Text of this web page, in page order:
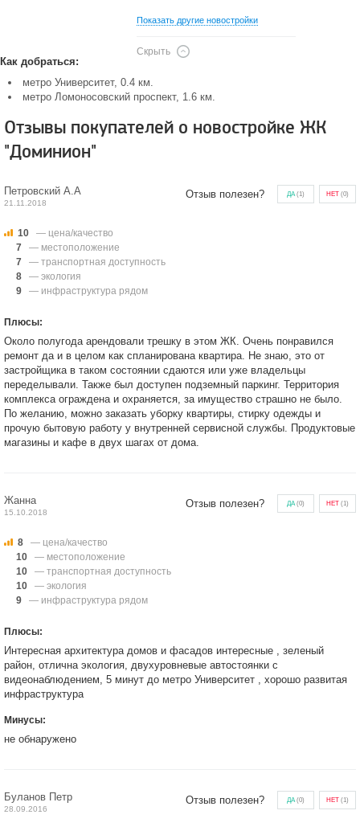
Показать другие новостройки
Скрыть
Как добраться:
метро Университет, 0.4 км.
метро Ломоносовский проспект, 1.6 км.
Отзывы покупателей о новостройке ЖК
"Доминион"
Петровский А.А
21.11.2018
Отзыв полезен? ДА(1) НЕТ (0)
10
— цена/качество
7
— местоположение
7
— транспортная доступность
8
— экология
9
— инфраструктура рядом
Плюсы:
Около полугода арендовали трешку в этом ЖК. Очень понравился
ремонт да и в целом как спланирована квартира. Не знаю, это от
застройщика в таком состоянии сдаются или уже владельцы
переделывали. Также был доступен подземный паркинг. Территория
комплекса ограждена и охраняется, за имущество страшно не было.
По желанию, можно заказать уборку квартиры, стирку одежды и
прочую бытовую работу у внутренней сервисной службы. Продуктовые
магазины и кафе в двух шагах от дома.
Жанна
15.10.2018
Отзыв полезен? ДА(0) НЕТ (1)
8
— цена/качество
10
— местоположение
10
— транспортная доступность
10
— экология
9
— инфраструктура рядом
Плюсы:
Интересная архитектура домов и фасадов интересные , зеленый
район, отлична экология, двухуровневые автостоянки с
видеонаблюдением, 5 минут до метро Университет , хорошо развитая
инфраструктура
Минусы:
не обнаружено
Буланов Петр
28.09.2016
Отзыв полезен? ДА(0) НЕТ (1)